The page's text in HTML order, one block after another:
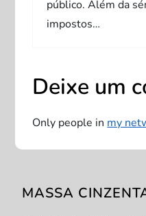
público. Além da
impostos…
Deixe um
Only people in my
MASSA